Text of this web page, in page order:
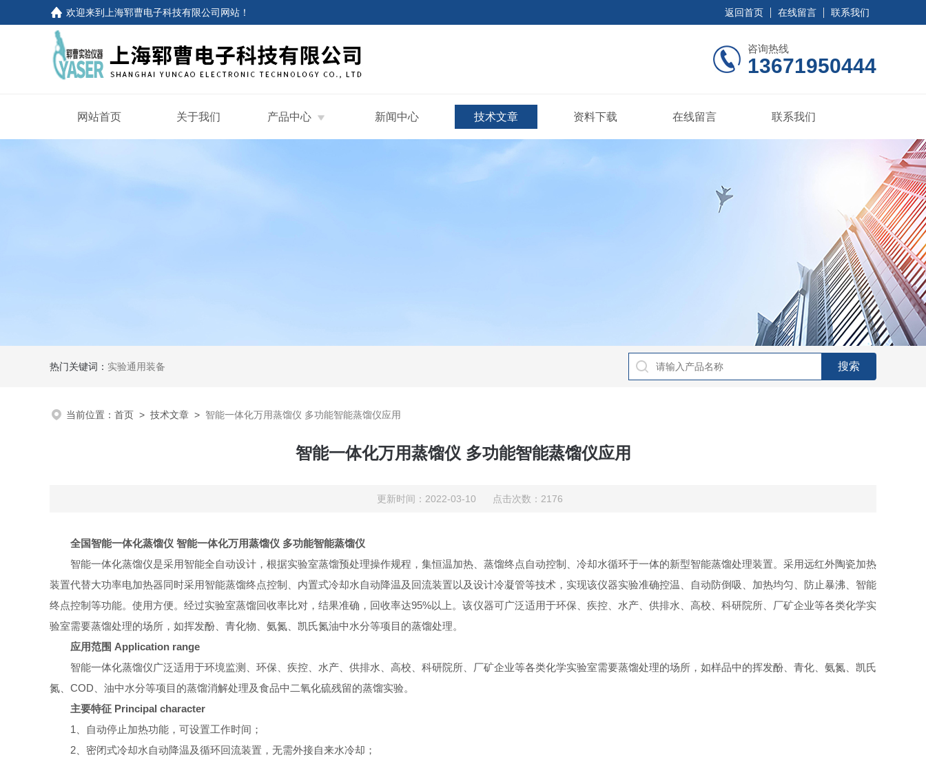
欢迎来到 上海郓曹电子科技有限公司网站 ！ 返回首页 在线留言 联系我们
咨询热线
13671950444
网站首页 关于我们 产品中心 新闻中心 技术文章 资料下载 在线留言 联系我们
热门关键词： 实验通用装备
当前位置： 首页 > 技术文章 > 智能一体化万用蒸馏仪 多功能智能蒸馏仪应用
智能一体化万用蒸馏仪 多功能智能蒸馏仪应用
更新时间：2022-03-10 点击次数：2176
全国智能一体化蒸馏仪 智能一体化万用蒸馏仪 多功能智能蒸馏仪
智能一体化蒸馏仪是采用智能全自动设计，根据实验室蒸馏预处理操作规程，集恒温加热、蒸馏终点自动控制、冷却水循环于一体的新型智能蒸馏处理装置。采用远红外陶瓷加热
装置代替大功率电加热器同时采用智能蒸馏终点控制、内置式冷却水自动降温及回流装置以及设计冷凝管等技术，实现该仪器实验准确控温、自动防倒吸、加热均匀、防止暴沸、智能
终点控制等功能。使用方便。经过实验室蒸馏回收率比对，结果准确，回收率达95%以上。该仪器可广泛适用于环保、疾控、水产、供排水、高校、科研院所、厂矿企业等各类化学实
验室需要蒸馏处理的场所，如挥发酚、青化物、氨氮、凯氏氮油中水分等项目的蒸馏处理。
应用范围 Application range
智能一体化蒸馏仪广泛适用于环境监测、环保、疾控、水产、供排水、高校、科研院所、厂矿企业等各类化学实验室需要蒸馏处理的场所，如样品中的挥发酚、青化、氨氮、凯氏
氮、COD、油中水分等项目的蒸馏消解处理及食品中二氧化硫残留的蒸馏实验。
主要特征 Principal character
1、自动停止加热功能，可设置工作时间；
2、密闭式冷却水自动降温及循环回流装置，无需外接自来水冷却；